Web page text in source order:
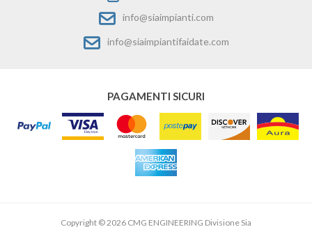
info@siaimpianti.com
info@siaimpiantifaidate.com
PAGAMENTI SICURI
Copyright © 2026 CMG ENGINEERING Divisione Sia